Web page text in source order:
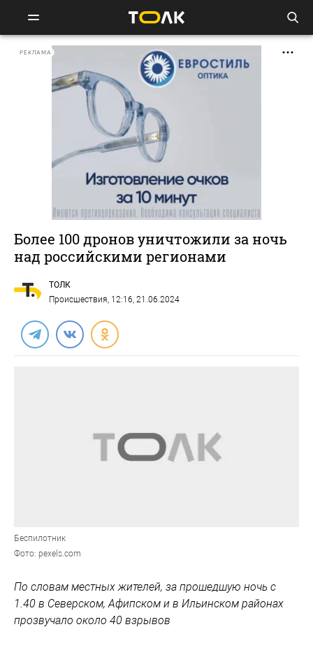
РЕКЛАМА
Более 100 дронов уничтожили за ночь
над российскими регионами
ТОЛК
Происшествия, 12:16, 21.06.2024
Беспилотник
Фото: pexels.com
По словам местных жителей, за прошедшую ночь с
1.40 в Северском, Афипском и в Ильинском районах
прозвучало около 40 взрывов